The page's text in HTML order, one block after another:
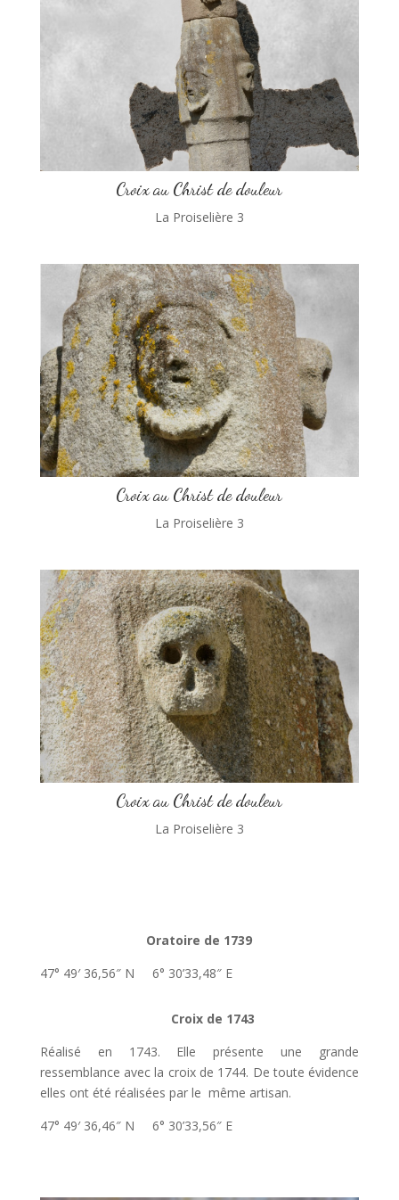
Croix au Christ de douleur
La Proiselière 3
Croix au Christ de douleur
La Proiselière 3
Croix au Christ de douleur
La Proiselière 3
Oratoire de 1739
47° 49′ 36,56″ N 6° 30’33,48″ E
Croix de 1743
Réalisé en 1743. Elle présente une grande
ressemblance avec la croix de 1744. De toute évidence
elles ont été réalisées par le même artisan.
47° 49′ 36,46″ N 6° 30’33,56″ E